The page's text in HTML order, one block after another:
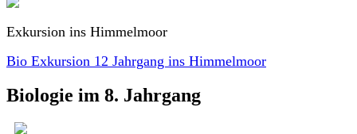
Exkursion ins Himmelmoor
Bio Exkursion 12 Jahrgang ins Himmelmoor
Biologie im 8. Jahrgang